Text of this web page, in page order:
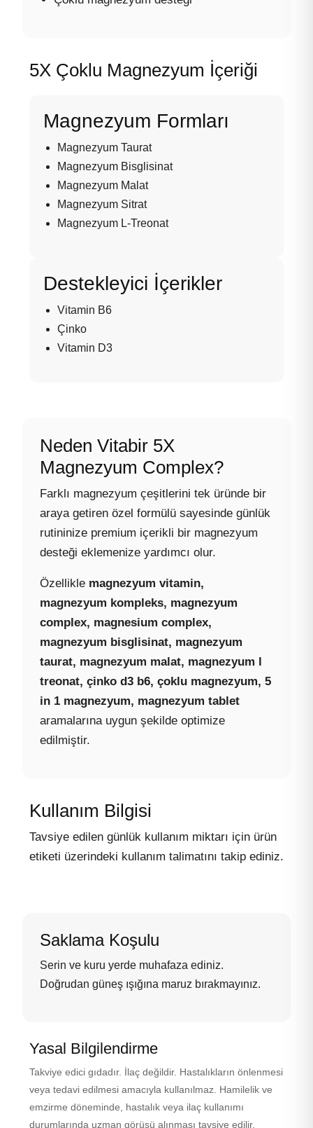
5X Çoklu Magnezyum İçeriği
Magnezyum Formları
Magnezyum Taurat
Magnezyum Bisglisinat
Magnezyum Malat
Magnezyum Sitrat
Magnezyum L-Treonat
Destekleyici İçerikler
Vitamin B6
Çinko
Vitamin D3
Neden Vitabir 5X
Magnezyum Complex?
Farklı magnezyum çeşitlerini tek üründe bir
araya getiren özel formülü sayesinde günlük
rutininize premium içerikli bir magnezyum
desteği eklemenize yardımcı olur.
Özellikle magnezyum vitamin,
magnezyum kompleks, magnezyum
complex, magnesium complex,
magnezyum bisglisinat, magnezyum
taurat, magnezyum malat, magnezyum l
treonat, çinko d3 b6, çoklu magnezyum, 5
in 1 magnezyum, magnezyum tablet
aramalarına uygun şekilde optimize
edilmiştir.
Kullanım Bilgisi
Tavsiye edilen günlük kullanım miktarı için ürün
etiketi üzerindeki kullanım talimatını takip ediniz.
Saklama Koşulu
Serin ve kuru yerde muhafaza ediniz.
Doğrudan güneş ışığına maruz bırakmayınız.
Yasal Bilgilendirme
Takviye edici gıdadır. İlaç değildir. Hastalıkların önlenmesi
veya tedavi edilmesi amacıyla kullanılmaz. Hamilelik ve
emzirme döneminde, hastalık veya ilaç kullanımı
durumlarında uzman görüşü alınması tavsiye edilir.